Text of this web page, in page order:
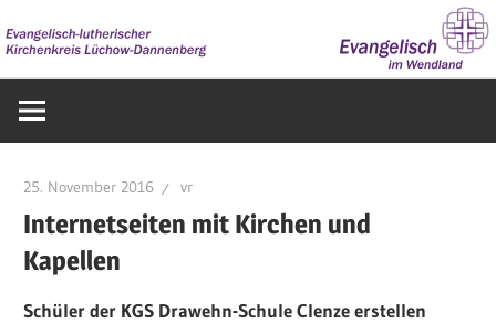
Inhalt
springen
im
25. November 2016 vr
Internetseiten mit Kirchen und
Kapellen
Schüler der KGS Drawehn-Schule Clenze erstellen